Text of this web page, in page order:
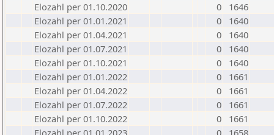
Elozahl per 01.10.2020
0
1646
Elozahl per 01.01.2021
0
1640
Elozahl per 01.04.2021
0
1640
Elozahl per 01.07.2021
0
1640
Elozahl per 01.10.2021
0
1640
Elozahl per 01.01.2022
0
1661
Elozahl per 01.04.2022
0
1661
Elozahl per 01.07.2022
0
1661
Elozahl per 01.10.2022
0
1661
Elozahl per 01.01.2023
0
1658